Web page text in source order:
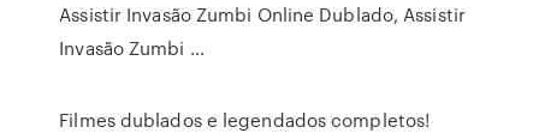
Assistir Invasão Zumbi Online Dublado, Assistir
Invasão Zumbi …
Filmes dublados e legendados completos!